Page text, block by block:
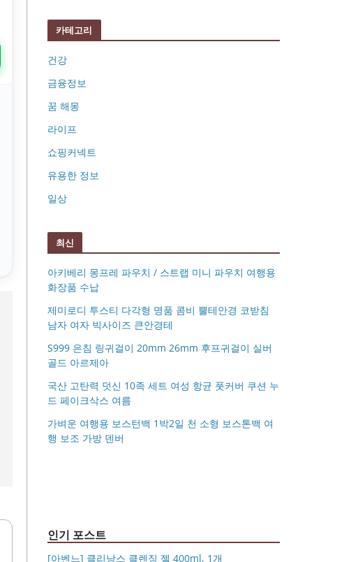
카테고리
건강
금융정보
꿈 해몽
라이프
쇼핑커넥트
유용한 정보
일상
최신
아키베리 몽프레 파우치 / 스트랩 미니 파우치 여행용
화장품 수납
제미로디 투스티 다각형 명품 콤비 뿔테안경 코받침
남자 여자 빅사이즈 큰안경테
S999 은침 링귀걸이 20mm 26mm 후프귀걸이 실버
골드 아르제아
국산 고탄력 덧신 10족 세트 여성 항균 풋커버 쿠션 누
드 페이크삭스 여름
가벼운 여행용 보스턴백 1박2일 천 소형 보스톤백 여
행 보조 가방 덴버
아키베리 몽프레 파우치
인기 포스트
[아벤느] 클리낭스 클렌징 젤 400ml, 1개